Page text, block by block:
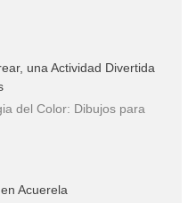
una Actividad Divertida
del Color: Dibujos para
Acuerela